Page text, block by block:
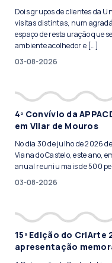
Dois grupos de clientes da
visitas distintas, num
espaço de restauração que
ambiente acolhedor e […]
03-08-2026
4º Convívio da
em Vilar de Mouros
No dia 30 de julho de 2026
Viana do Castelo, este ano,
anual reuniu mais de 500
03-08-2026
15ª Edição do
apresentação